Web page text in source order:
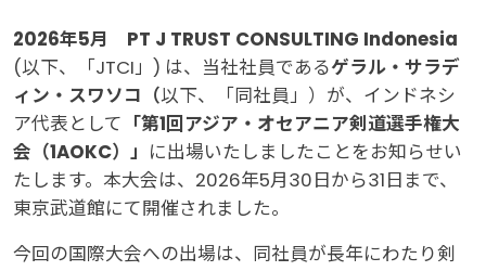
2026年5月 PT J TRUST CONSULTING Indonesia
(以下、「JTCI」) は、当社社員であるゲラル・サラデ
ィン・スワソコ（以下、「同社員」）が、インドネシ
ア代表として 「第1回アジア・オセアニア剣道選手権大
会（1AOKC）」 に出場いたしましたことをお知らせい
たします。本大会は、2026年5月30日から31日まで、
東京武道館にて開催されました。
今回の国際大会への出場は、同社員が長年にわたり剣